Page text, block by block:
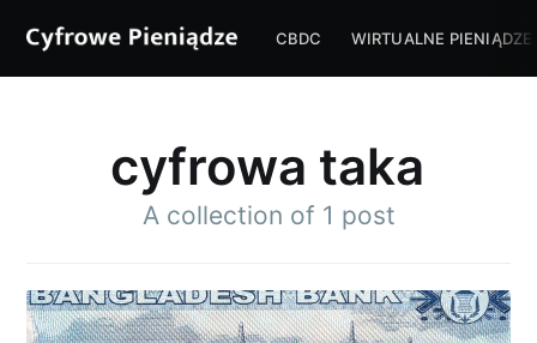
CBDC WIRTUALNE PIENIĄDZE
cyfrowa taka
A collection of 1 post